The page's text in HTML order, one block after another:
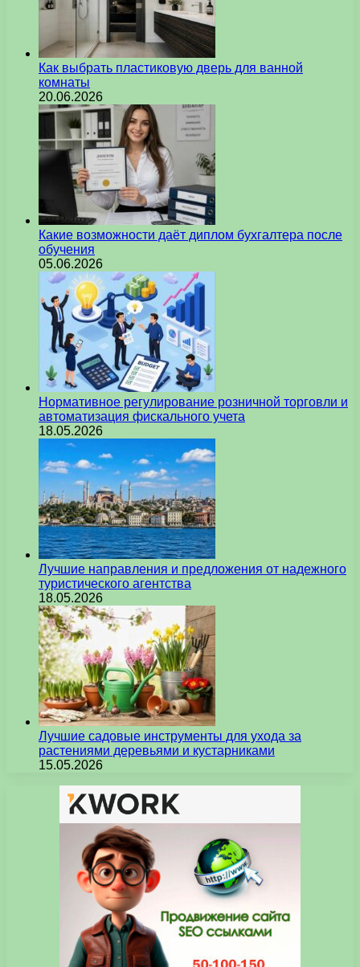
Как выбрать пластиковую дверь для ванной
комнаты
20.06.2026
Какие возможности даёт диплом бухгалтера после
обучения
05.06.2026
Нормативное регулирование розничной торговли и
автоматизация фискального учета
18.05.2026
Лучшие направления и предложения от надежного
туристического агентства
18.05.2026
Лучшие садовые инструменты для ухода за
растениями деревьями и кустарниками
15.05.2026